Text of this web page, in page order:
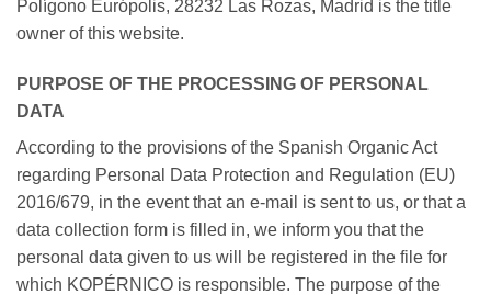
Polígono Európolis, 28232 Las Rozas, Madrid is the title
owner of this website.
PURPOSE OF THE PROCESSING OF PERSONAL
DATA
According to the provisions of the Spanish Organic Act
regarding Personal Data Protection and Regulation (EU)
2016/679, in the event that an e-mail is sent to us, or that a
data collection form is filled in, we inform you that the
personal data given to us will be registered in the file for
which KOPÉRNICO is responsible. The purpose of the